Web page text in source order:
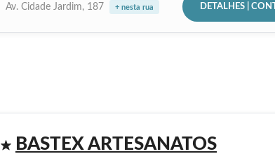
Av. Cidade Jardim, 187 + nesta rua DETALHES |
BASTEX ARTESANATOS